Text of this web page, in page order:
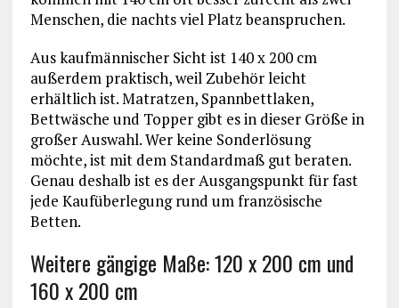
Menschen, die nachts viel Platz beanspruchen.
Aus kaufmännischer Sicht ist 140 x 200 cm
außerdem praktisch, weil Zubehör leicht
erhältlich ist. Matratzen, Spannbettlaken,
Bettwäsche und Topper gibt es in dieser Größe in
großer Auswahl. Wer keine Sonderlösung
möchte, ist mit dem Standardmaß gut beraten.
Genau deshalb ist es der Ausgangspunkt für fast
jede Kaufüberlegung rund um französische
Betten.
Weitere gängige Maße: 120 x 200 cm und
160 x 200 cm